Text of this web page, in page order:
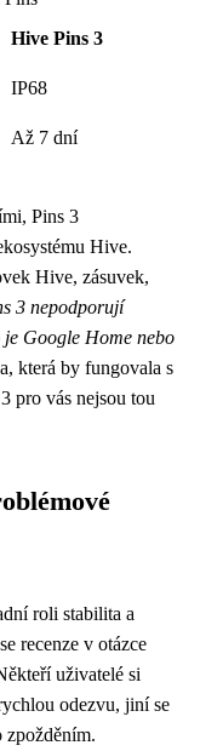
Hive Pins 3
IP68
Až 7 dní
Pins 3
Hive.
Hive, zásuvek,
3 nepodporují
Google Home nebo
která by fungovala s
pro vás nejsou tou
roli stabilita a
recenze v otázce
uživatelé si
odezvu, jiní se
zpožděním.